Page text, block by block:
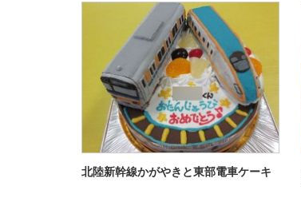
北陸新幹線かがやきと東部電車ケーキ